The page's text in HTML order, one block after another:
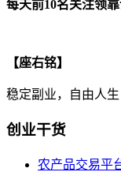
每天前10名关注领
【座右铭】
稳定副业，自由人生
创业干货
农产品交易平